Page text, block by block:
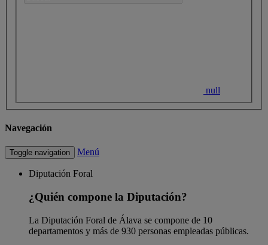
null
Navegación
Toggle navigation Menú
Diputación Foral
¿Quién compone la Diputación?
La Diputación Foral de Álava se compone de 10
departamentos y más de 930 personas empleadas públicas.